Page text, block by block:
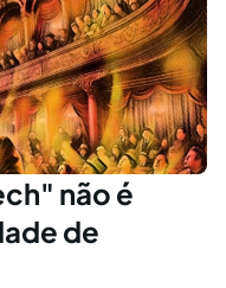
não é
de